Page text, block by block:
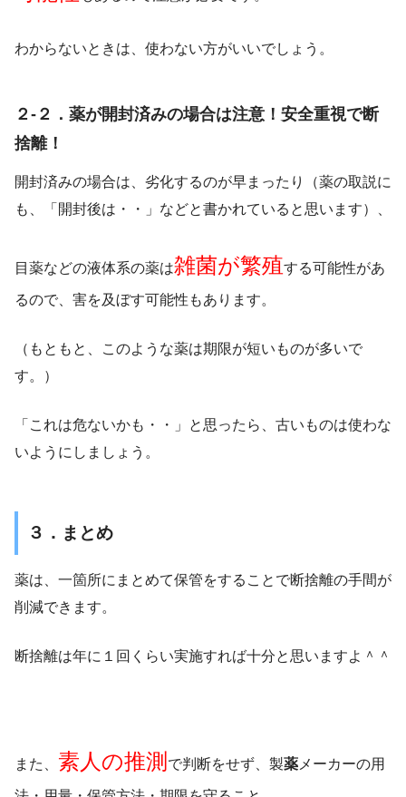
わからないときは、使わない方がいいでしょう。
２-２．薬が開封済みの場合は注意！安全重視で断
捨離！
開封済みの場合は、劣化するのが早まったり（薬の取説に
も、「開封後は・・」などと書かれていると思います）、
目薬などの液体系の薬は雑菌が繁殖する可能性があ
るので、害を及ぼす可能性もあります。
（もともと、このような薬は期限が短いものが多いで
す。）
「これは危ないかも・・」と思ったら、古いものは使わな
いようにしましょう。
３．まとめ
薬は、一箇所にまとめて保管をすることで断捨離の手間が
削減できます。
断捨離は年に１回くらい実施すれば十分と思いますよ＾＾
また、 素人の推測 で判断をせず、製薬 メーカーの用